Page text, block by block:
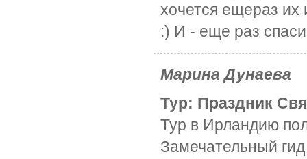
хочется ещераз их
:) И - еще раз
Марина Дунаева
Тур: Праздник
Тур в Ирландию
Замечательный